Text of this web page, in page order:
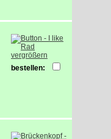
vergrößern
bestellen: